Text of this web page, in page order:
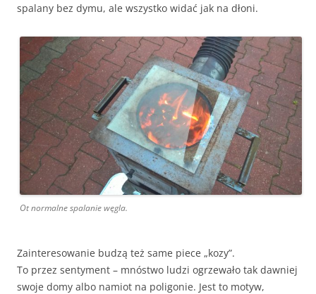
spalany bez dymu, ale wszystko widać jak na dłoni.
Ot normalne spalanie węgla.
Zainteresowanie budzą też same piece „kozy”.
To przez sentyment – mnóstwo ludzi ogrzewało tak dawniej
swoje domy albo namiot na poligonie. Jest to motyw,